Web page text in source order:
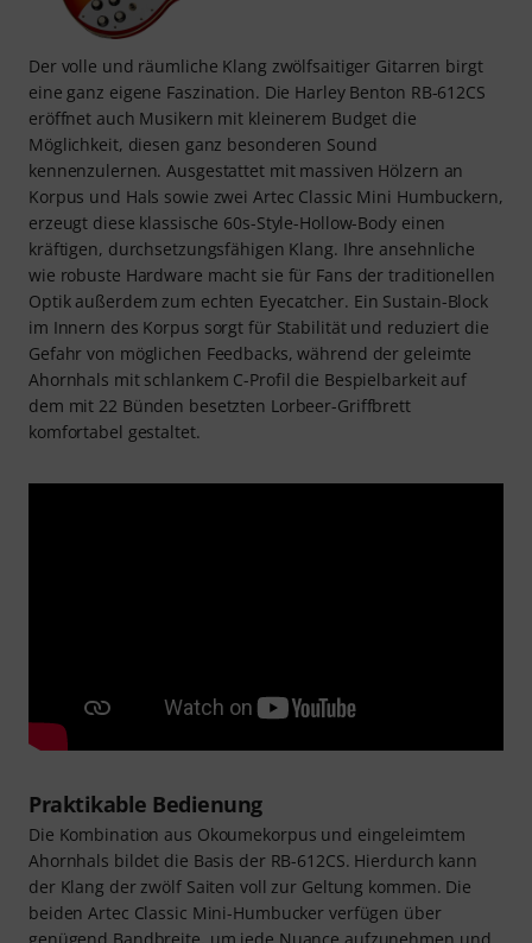
Der volle und räumliche Klang zwölfsaitiger Gitarren birgt
eine ganz eigene Faszination. Die Harley Benton RB-612CS
eröffnet auch Musikern mit kleinerem Budget die
Möglichkeit, diesen ganz besonderen Sound
kennenzulernen. Ausgestattet mit massiven Hölzern an
Korpus und Hals sowie zwei Artec Classic Mini Humbuckern,
erzeugt diese klassische 60s-Style-Hollow-Body einen
kräftigen, durchsetzungsfähigen Klang. Ihre ansehnliche
wie robuste Hardware macht sie für Fans der traditionellen
Optik außerdem zum echten Eyecatcher. Ein Sustain-Block
im Innern des Korpus sorgt für Stabilität und reduziert die
Gefahr von möglichen Feedbacks, während der geleimte
Ahornhals mit schlankem C-Profil die Bespielbarkeit auf
dem mit 22 Bünden besetzten Lorbeer-Griffbrett
komfortabel gestaltet.
Praktikable Bedienung
Die Kombination aus Okoumekorpus und eingeleimtem
Ahornhals bildet die Basis der RB-612CS. Hierdurch kann
der Klang der zwölf Saiten voll zur Geltung kommen. Die
beiden Artec Classic Mini-Humbucker verfügen über